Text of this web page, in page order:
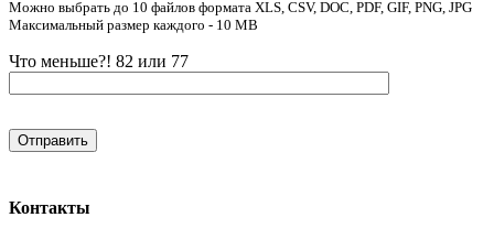
Можно выбрать до 10 файлов формата XLS, CSV, DOC, PDF, GIF, PNG, JPG
Максимальный размер каждого - 10 MB
Что меньше?! 82 или 77
Контакты